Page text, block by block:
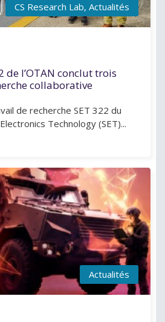
CS Research Lab, Actualités
de l’OTAN conclut trois
collaborative
de recherche SET 322 du
Technology (SET)...
Actualités